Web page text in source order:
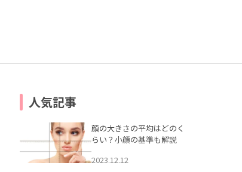
人気記事
顔の大きさの平均はどのく
らい？小顔の基準も解説
2023.12.12